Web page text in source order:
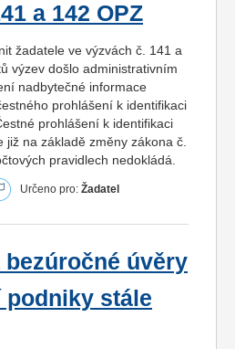
a 142 OPZ
žadatele ve výzvách č. 141 a
výzev došlo administrativním
nadbytečné informace
prohlášení k identifikaci
prohlášení k identifikaci
již na základě změny zákona č.
pravidlech nedokládá.
Určeno pro: Žadatel
bezúročné úvěry
stále